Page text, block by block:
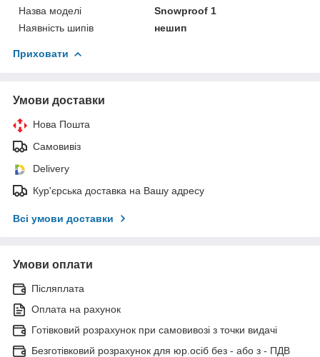
Назва моделі
Snowproof 1
Наявність шипів
нешип
Приховати
Умови доставки
Нова Пошта
Самовивіз
Delivery
Кур'єрська доставка на Вашу адресу
Всі умови доставки
Умови оплати
Післяплата
Оплата на рахунок
Готівковий розрахунок при самовивозі з точки видачі
Безготівковий розрахунок для юр.осіб без - або з - ПДВ